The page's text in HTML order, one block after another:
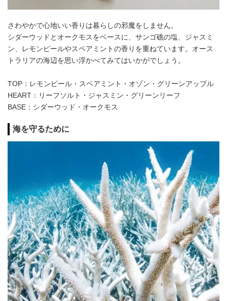
さわやかで心地いい香りは暮らしの邪魔をしません。
シダーウッドとオークモスをベースに、サンゴ礁の塩、ジャスミ
ン、レモンピールやスペアミントの香りを重ねています。オース
トラリアの海辺を思い浮かべてみてはいかがでしょう。
TOP：レモンピール・スペアミント・オゾン・グリーンアップル
HEART：リーフソルト・ジャスミン・グリーンリーフ
BASE：シダーウッド・オークモス
海を守るために